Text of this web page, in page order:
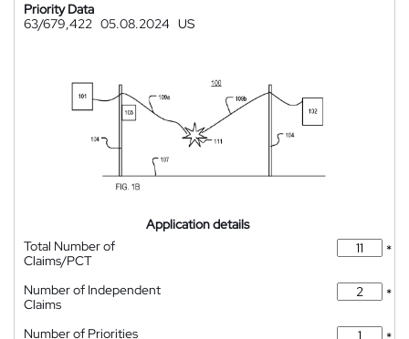
Priority Data
63/679,422 05.08.2024 US
Application details
Total Number of
Claims/PCT
*
Number of Independent
Claims
*
Number of Priorities